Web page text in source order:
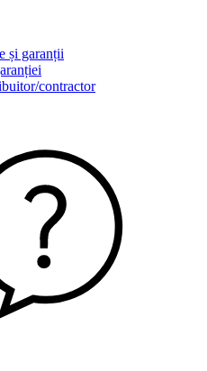
și garanții
contractor